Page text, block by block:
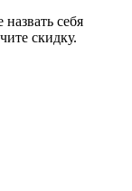
себя
скидку.